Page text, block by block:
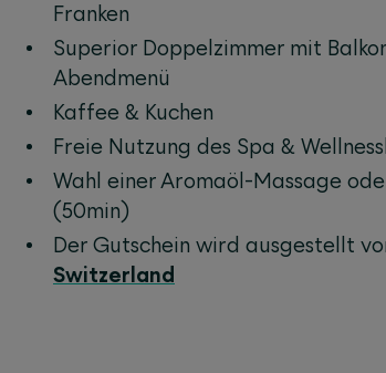
Franken
Superior Doppelzimmer mit
Abendmenü
Kaffee & Kuchen
Freie Nutzung des Spa &
Wahl einer Aromaöl-Massage
(50min)
Der Gutschein wird ausgestellt
Switzerland